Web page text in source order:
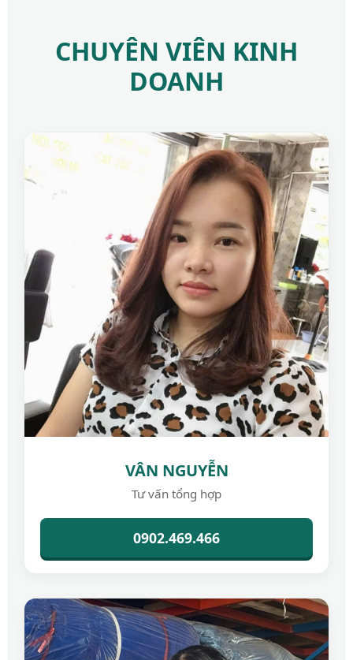
CHUYÊN VIÊN KINH
DOANH
VÂN NGUYỄN
Tư vấn tổng hợp
0902.469.466